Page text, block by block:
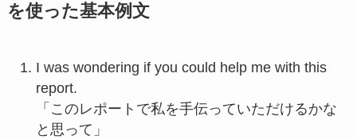
を使った基本例文
I was wondering if you could help me with this
report.
「このレポートで私を手伝っていただけるかな
と思って」